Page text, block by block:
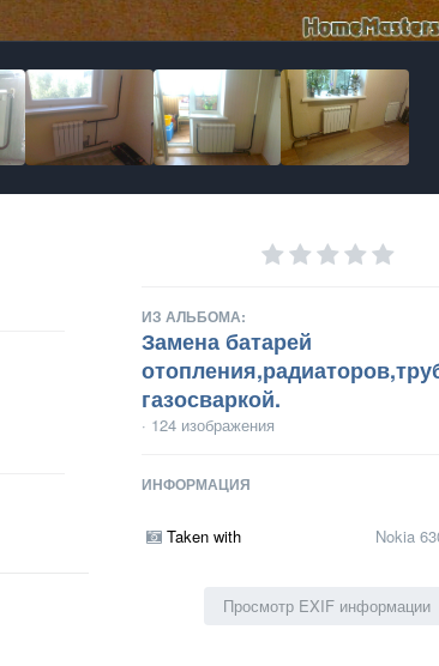
ИЗ АЛЬБОМА:
Замена батарей
газосваркой.
· 124 изображения
ИНФОРМАЦИЯ
Taken with Nokia
Просмотр EXIF информации